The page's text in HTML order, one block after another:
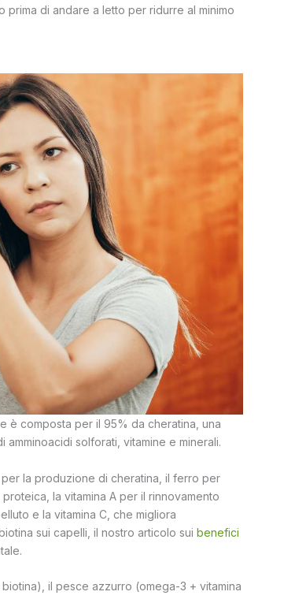
di andare a letto per ridurre al minimo
è composta per il 95% da cheratina, una
solforati, vitamine e minerali.
la produzione di cheratina, il ferro per
la vitamina A per il rinnovamento
e la vitamina C, che migliora
sui capelli, il nostro articolo sui benefici
il pesce azzurro (omega-3 + vitamina